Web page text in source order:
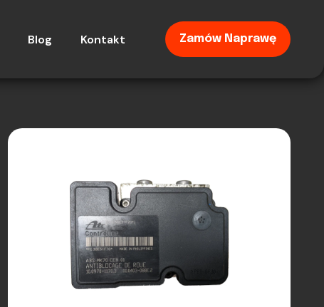
Blog Kontakt Zamów Naprawę